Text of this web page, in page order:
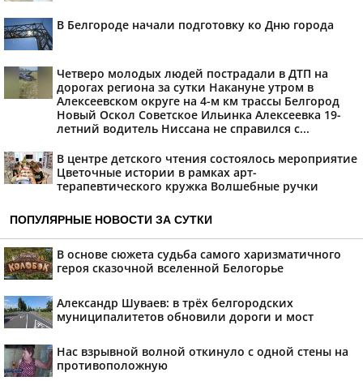
В Белгороде начали подготовку ко Дню города
Четверо молодых людей пострадали в ДТП на
дорогах региона за сутки Накануне утром в
Алексеевском округе на 4-м км трассы Белгород
Новый Оскол Советское Ильинка Алексеевка 19-
летний водитель Ниссана не справился с...
В центре детского чтения состоялось мероприятие
Цветочные истории в рамках арт-
терапевтического кружка Волшебные ручки
ПОПУЛЯРНЫЕ НОВОСТИ ЗА СУТКИ
В основе сюжета судьба самого харизматичного
героя сказочной вселенной Белогорье
Александр Шуваев: в трёх белгородских
муниципалитетов обновили дороги и мост
Нас взрывной волной откинуло с одной стены на
противоположную